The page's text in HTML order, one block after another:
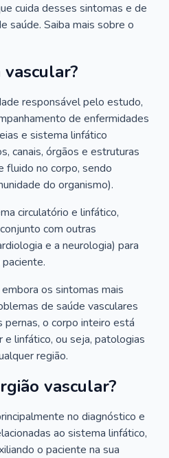
cuida desses sintomas e de
saúde. Saiba mais sobre o
responsável pelo estudo,
de enfermidades
e sistema linfático
canais, órgãos e estruturas
fluido no corpo, sendo
do organismo).
circulatório e linfático,
com outras
e a neurologia) para
os sintomas mais
de saúde vasculares
o corpo inteiro está
linfático, ou seja, patologias
região.
vascular?
no diagnóstico e
ao sistema linfático,
o paciente na sua